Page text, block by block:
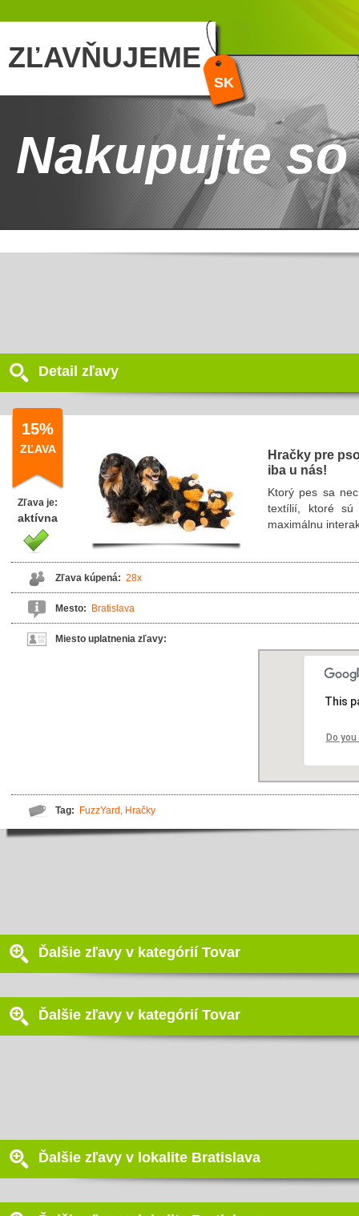
ZĽAVŇUJEME
SK
Nakupujte
Detail zľavy
15%
ZĽAVA
Zľava je:
aktívna
Hračky pre
iba u nás!
Ktorý pes sa
textílií, ktoré sú
maximálnu
Zľava kúpená: 28x
Mesto: Bratislava
Miesto uplatnenia zľavy:
This
Do
Tag: FuzzYard , Hračky
Ďalšie zľavy v kategórií Tovar
Ďalšie zľavy v kategórií Tovar
Ďalšie zľavy v lokalite Bratislava